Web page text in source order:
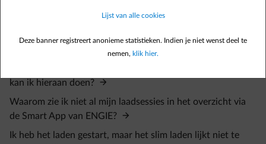
Werkt slim laden automatisch met alle compatibele merken
Ik ben thuis aan het laden en toch geven mijn sessies
kan ik hieraan doen?
Waarom zie ik niet al mijn laadsessies in het overzicht via
de Smart App van ENGIE?
Ik heb het laden gestart, maar het slim laden lijkt niet te
Lijst van alle cookies
Deze banner registreert anonieme statistieken. Indien je niet wenst deel te
nemen, klik hier.